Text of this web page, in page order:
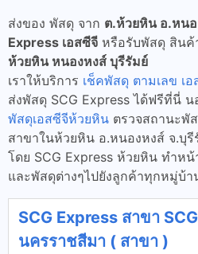
ส่งของ พัสดุ จาก ต.ห้วยหิน อ.หน
Express เอสซีจี หรือรับพัสดุ สินค้
ห้วยหิน หนองหงส์ บุรีรัมย์
เราให้บริการ เช็คพัสดุ ตามเลข เอ
ส่งพัสดุ SCG Express ได้ฟรีที่นี่
พัสดุเอสซีจีห้วยหิน ตรวจสถานะพั
สาขาในห้วยหิน อ.หนองหงส์ จ.บุรี
โดย SCG Express ห้วยหิน ทำห
และพัสดุต่างๆไปยังลูกค้าทุกหมู่บ้
SCG Express สาขา
นครราชสีมา ( สาขา )